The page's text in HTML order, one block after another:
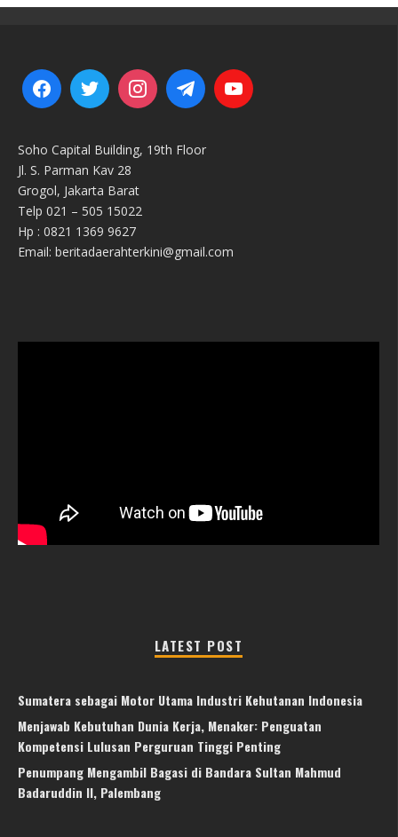
Soho Capital Building, 19th Floor
Jl. S. Parman Kav 28
Grogol, Jakarta Barat
Telp 021 – 505 15022
Hp : 0821 1369 9627
Email: beritadaerahterkini@gmail.com
LATEST POST
Sumatera sebagai Motor Utama Industri Kehutanan Indonesia
Menjawab Kebutuhan Dunia Kerja, Menaker: Penguatan
Kompetensi Lulusan Perguruan Tinggi Penting
Penumpang Mengambil Bagasi di Bandara Sultan Mahmud
Badaruddin II, Palembang